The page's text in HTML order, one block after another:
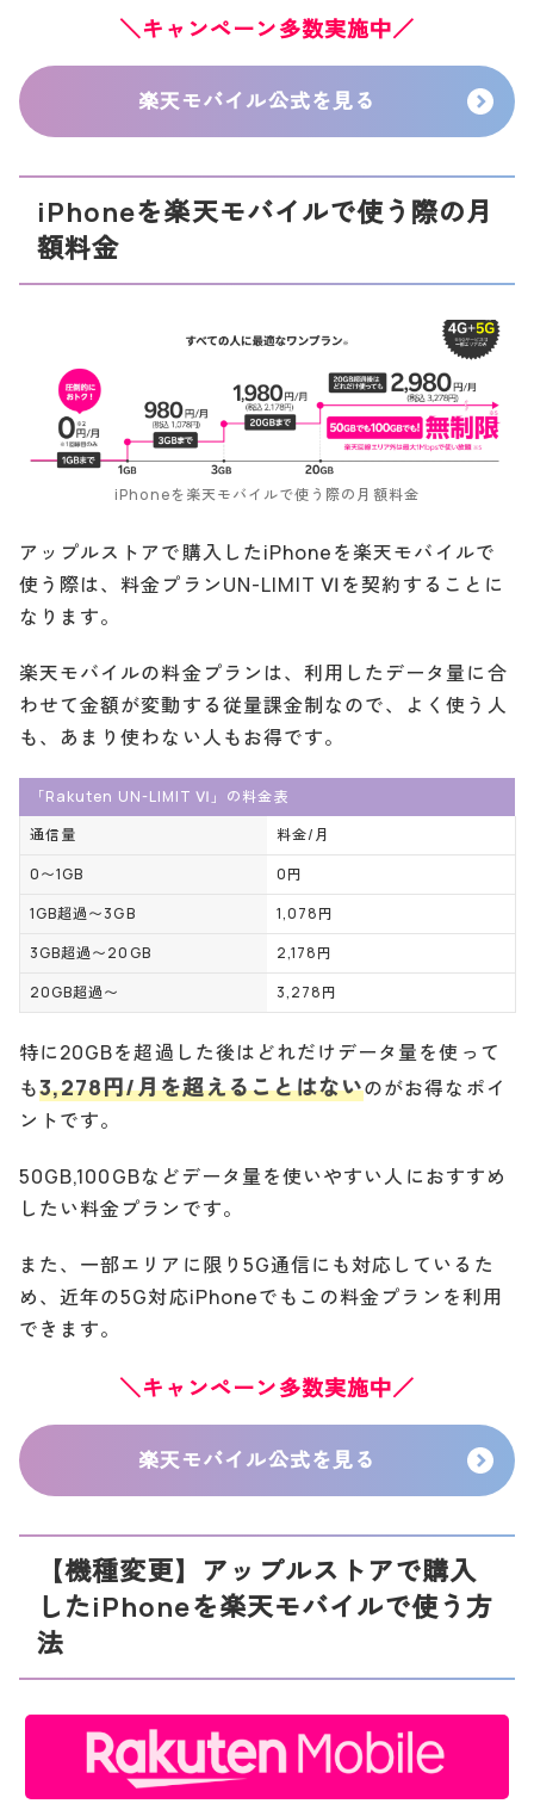
＼キャンペーン多数実施中／
楽天モバイル公式を見る
iPhoneを楽天モバイルで使う際の月
額料金
iPhoneを楽天モバイルで使う際の月額料金
アップルストアで購入したiPhoneを楽天モバイルで
使う際は、料金プランUN-LIMIT Ⅵを契約することに
なります。
楽天モバイルの料金プランは、利用したデータ量に合
わせて金額が変動する従量課金制なので、よく使う人
も、あまり使わない人もお得です。
「Rakuten UN-LIMIT Ⅵ」の料金表
通信量
料金/月
0〜1GB
0円
1GB超過〜3GB
1,078円
3GB超過〜20GB
2,178円
20GB超過〜
3,278円
特に20GBを超過した後はどれだけデータ量を使って
も3,278円/月を超えることはないのがお得なポイ
ントです。
50GB,100GBなどデータ量を使いやすい人におすすめ
したい料金プランです。
また、一部エリアに限り5G通信にも対応しているた
め、近年の5G対応iPhoneでもこの料金プランを利用
できます。
＼キャンペーン多数実施中／
楽天モバイル公式を見る
【機種変更】アップルストアで購入
したiPhoneを楽天モバイルで使う方
法